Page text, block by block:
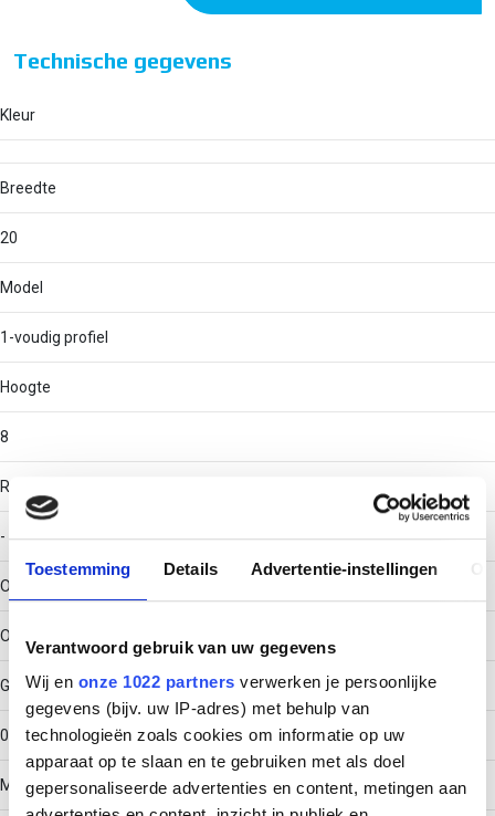
Toestemming Details Advertentie-instellingen
Verantwoord gebruik van uw gegevens
Wij en onze 1022 partners verwerken je persoonlijke
gegevens (bijv. uw IP-adres) met behulp van
technologieën zoals cookies om informatie op uw
apparaat op te slaan en te gebruiken met als doel
gepersonaliseerde advertenties en content, metingen aan
Technische gegevens
Kleur
Breedte
20
Model
1-voudig profiel
Hoogte
8
RAL-nummer
-
Oppervlaktebescherming
Overig
Gewicht
0.23324
Materiaaldikte